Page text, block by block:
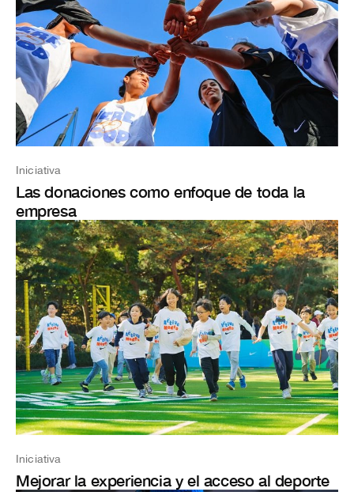
Iniciativa
Las donaciones como enfoque de toda la
empresa
Iniciativa
Mejorar la experiencia y el acceso al deporte